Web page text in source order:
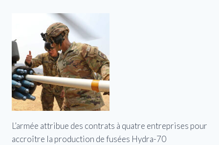
L’armée attribue des contrats à quatre entreprises pour
accroître la production de fusées Hydra-70